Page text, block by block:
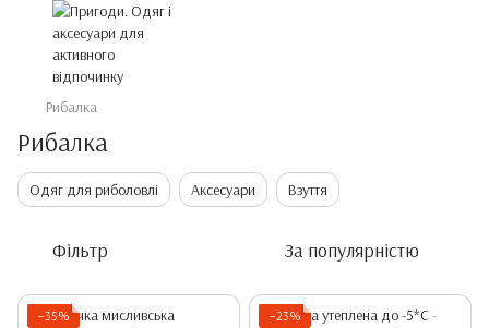
Рибалка
Рибалка
Одяг для риболовлі Аксесуари Взуття
Фільтр За популярністю
−35% −23%